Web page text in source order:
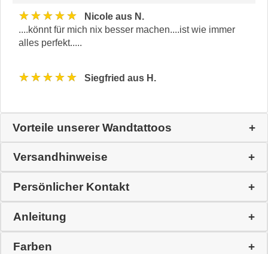
★★★★★
Nicole aus N.
....könnt für mich nix besser machen....ist wie immer
alles perfekt.....
★★★★★ Siegfried aus H.
Vorteile unserer Wandtattoos
Versandhinweise
Persönlicher Kontakt
Anleitung
Farben